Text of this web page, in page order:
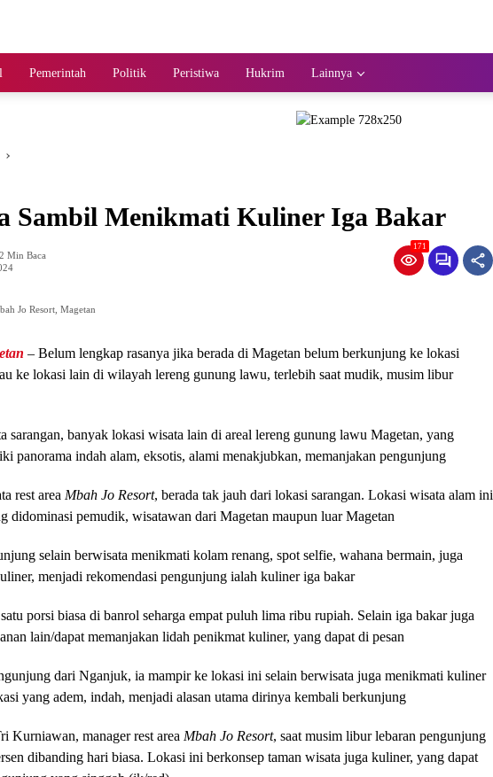
Pemerintah Politik Peristiwa Hukrim Lainnya
Sambil Menikmati Kuliner Iga Bakar
2 Min Baca
171
Jo Resort, Magetan
– Belum lengkap rasanya jika berada di Magetan belum berkunjung ke lokasi
ke lokasi lain di wilayah lereng gunung lawu, terlebih saat mudik, musim libur
sarangan, banyak lokasi wisata lain di areal lereng gunung lawu Magetan, yang
panorama indah alam, eksotis, alami menakjubkan, memanjakan pengunjung
rest area Mbah Jo Resort, berada tak jauh dari lokasi sarangan. Lokasi wisata alam ini
didominasi pemudik, wisatawan dari Magetan maupun luar Magetan
selain berwisata menikmati kolam renang, spot selfie, wahana bermain, juga
menjadi rekomendasi pengunjung ialah kuliner iga bakar
porsi biasa di banrol seharga empat puluh lima ribu rupiah. Selain iga bakar juga
lain/dapat memanjakan lidah penikmat kuliner, yang dapat di pesan
dari Nganjuk, ia mampir ke lokasi ini selain berwisata juga menikmati kuliner
yang adem, indah, menjadi alasan utama dirinya kembali berkunjung
Kurniawan, manager rest area Mbah Jo Resort, saat musim libur lebaran pengunjung
dibanding hari biasa. Lokasi ini berkonsep taman wisata juga kuliner, yang dapat